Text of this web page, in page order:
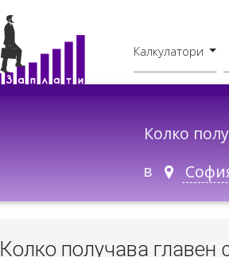
Калкулатори
Колко
в
Колко получава главен